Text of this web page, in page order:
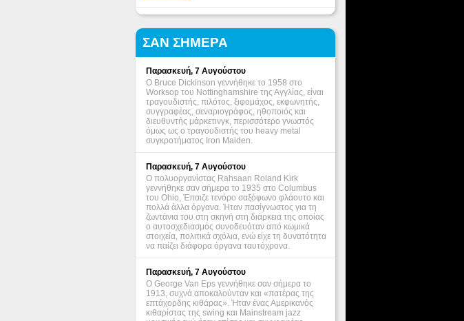
ΣΑΝ ΣΗΜΕΡΑ
Παρασκευή, 7 Αυγούστου
Ο Bruce Dickinson γεννήθηκε το 1958 στο
Worksop του Nottinghamshire της Αγγλίας, είναι
τραγουδιστής, πιλότος, ξιφομάχος, εκφωνητής,
συγγραφέας, σεναριογράφος, ηθοποιός και
διευθυντής μάρκετινγκ, περισσότερο γνωστός
όμως ως ο τραγουδιστής του heavy metal
συγκροτήματος Iron Maiden.
Παρασκευή, 7 Αυγούστου
Ο πολυοργανίστας Rahsaan Roland Kirk
γεννήθηκε σαν σήμερα το 1935 στο Columbus
του Ohio, Έπαιζε τενόρο σαξόφωνο φλάουτο και
πολλά άλλα όργανα. Ήταν πασίγνωστος για τη
ζωντάνια του στη σκηνή στη διάρκεια της οποίας
ο αυτοσχεδιασμός συνοδευόταν από κωμικά
στοιχεία, πολιτικά σχόλια, ενώ είχε τη δυνατότητα
να παίζει διάφορα όργανα ταυτόχρονα.
Παρασκευή, 7 Αυγούστου
Ο George Van Eps γεννήθηκε σαν σήμερα το
1913, συχνά αποκαλούνταν και «πατέρας της
επτάχορδης κιθάρας». Ήταν ένας Αμερικανός
κιθαρίστας της swing και Mainstream jazz